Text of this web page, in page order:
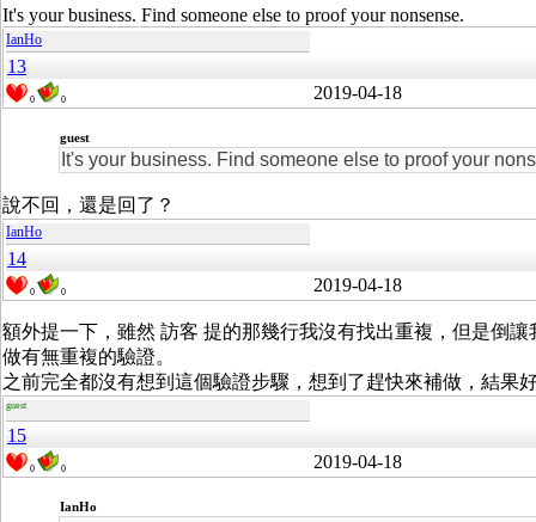
It's your business. Find someone else to proof your nonsense.
IanHo
13
0 0 2019-04-18
guest
It's your business. Find someone else to proof your
說不回，還是回了？
IanHo
14
0 0 2019-04-18
額外提一下，雖然 訪客 提的那幾行我沒有找出重複，但是倒
做有無重複的驗證。
之前完全都沒有想到這個驗證步驟，想到了趕快來補做，結果
guest
15
0 0 2019-04-18
IanHo